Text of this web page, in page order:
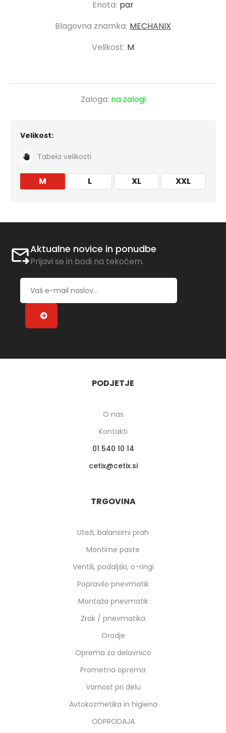
Enota: par
Blagovna znamka: MECHANIX
Velikost: M
Zaloga: na zalogi
Velikost:
Tabela velikosti
M L XL XXL
Aktualne novice in ponudbe
Prijavi se in bodi na tekočem.
PODJETJE
O nas
Kontakti
01 540 10 14
cetix
cetix.si
TRGOVINA
Uteži, balansirni prah
Montirne paste
Ventili, podaljški, o-ringi
Popravilo pnevmatik
Montaža pnevmatik
Zrak / pnevmatika
Orodje
Oprema za delavnico
Prometna oprema
Varnost pri delu
Avtokozmetika in higiena
ODPRODAJA